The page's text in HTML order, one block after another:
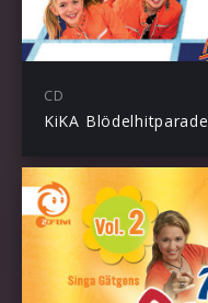
CD
KiKA Blödelhitparade